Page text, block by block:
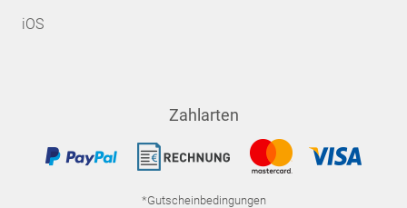
iOS
Zahlarten
*Gutscheinbedingungen